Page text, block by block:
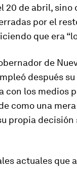
20 de abril, sino
por el
que era
de
después
con los medios
como una mera
propia decisión
actuales que